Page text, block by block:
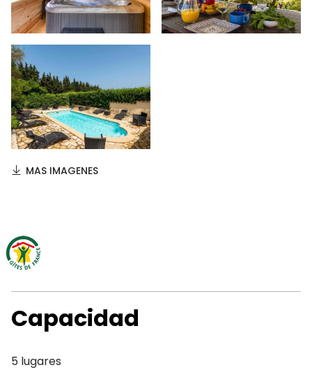
MAS IMAGENES
Capacidad
5 lugares